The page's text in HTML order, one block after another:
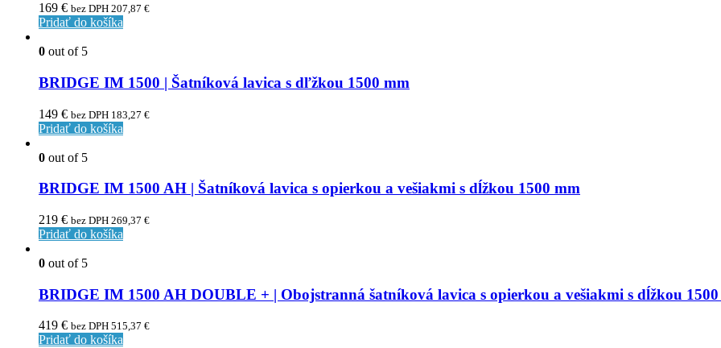
169 € bez DPH 207,87 €
Pridať do košíka
0 out of 5
BRIDGE IM 1500 | Šatníková lavica s dľžkou 1500 mm
149 € bez DPH 183,27 €
Pridať do košíka
0 out of 5
BRIDGE IM 1500 AH | Šatníková lavica s opierkou a vešiakmi s dĺžkou 1500 mm
219 € bez DPH 269,37 €
Pridať do košíka
0 out of 5
BRIDGE IM 1500 AH DOUBLE + | Obojstranná šatníková lavica s opierkou a vešiakmi s dĺžkou
419 € bez DPH 515,37 €
Pridať do košíka